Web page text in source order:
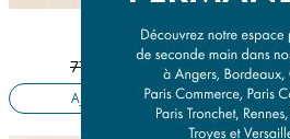
12 mois
77,50 €
15,50 €
Ajouter au panier